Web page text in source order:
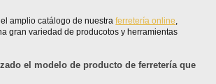
amplio catálogo de nuestraferretería online,
gran variedad de producotos y herramientas
el modelo de producto de ferretería que